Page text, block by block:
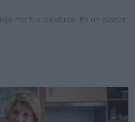
tus palabras. Es un placer